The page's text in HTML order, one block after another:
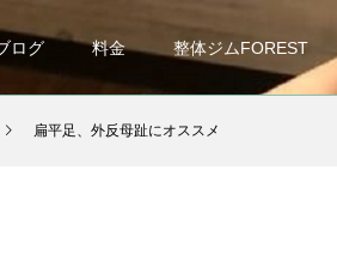
ログ 料金 整体ジムFOREST
扁平足、外反母趾にオススメ